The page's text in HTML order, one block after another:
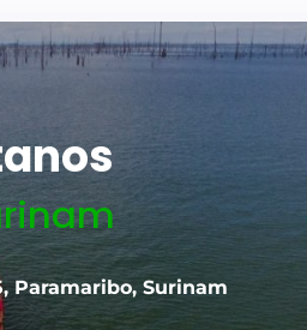
Paramaribo, Surinam